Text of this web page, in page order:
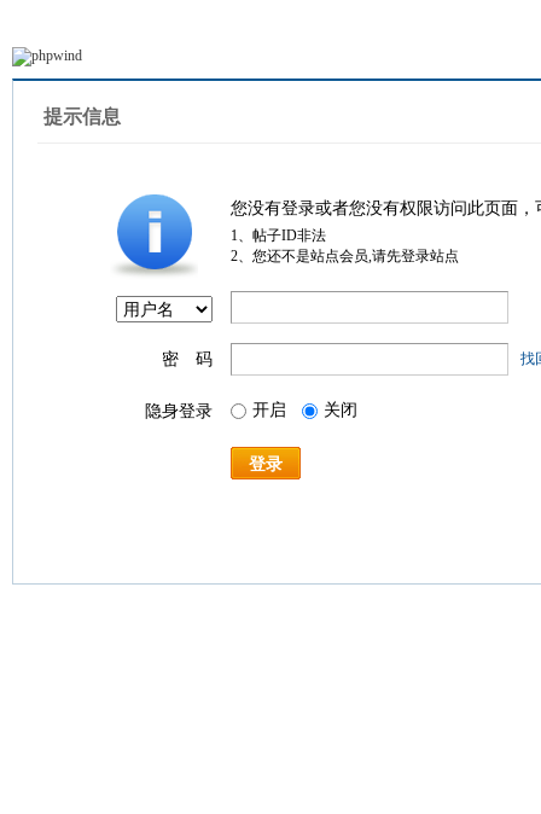
提示信息
您没有登录或者您没有权限访问此页面
1、帖子ID非法
2、您还不是站点会员,请先登录站点
密 码 找
隐身登录 开启 关闭
登录